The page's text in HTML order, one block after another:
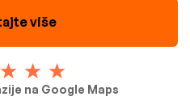
više
na Google Maps